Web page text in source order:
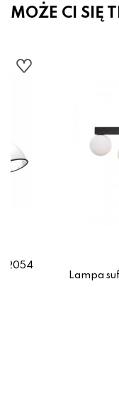
MOŻE CI SIĘ
Lampa